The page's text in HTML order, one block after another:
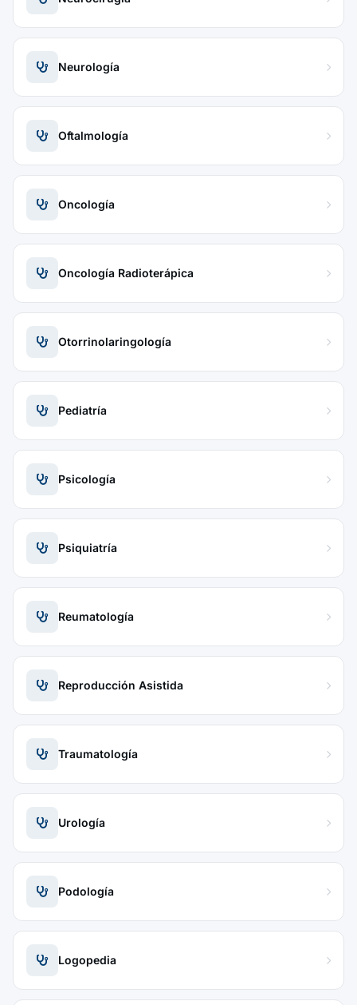
Neurología
Oftalmología
Oncología
Oncología Radioterápica
Otorrinolaringología
Pediatría
Psicología
Psiquiatría
Reumatología
Reproducción Asistida
Traumatología
Urología
Podología
Logopedia